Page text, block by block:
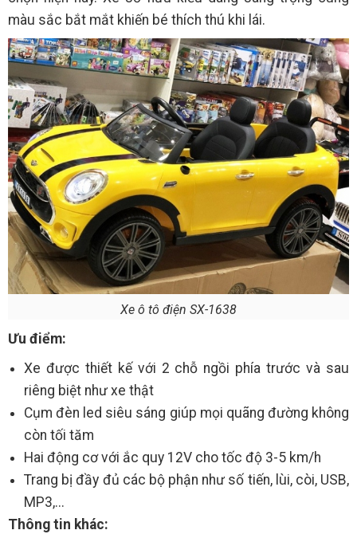
màu sắc bắt mắt khiến bé thích thú khi lái.
Xe ô tô điện SX-1638
Ưu điểm:
Xe được thiết kế với 2 chỗ ngồi phía trước và sau
riêng biệt như xe thật
Cụm đèn led siêu sáng giúp mọi quãng đường không
còn tối tăm
Hai động cơ với ắc quy 12V cho tốc độ 3-5 km/h
Trang bị đầy đủ các bộ phận như số tiến, lùi, còi, USB,
MP3,...
Thông tin khác: